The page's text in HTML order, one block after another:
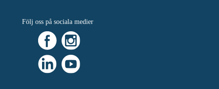
Följ oss på sociala medier